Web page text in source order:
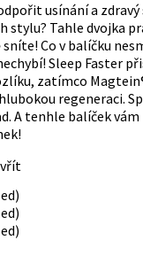
usínání a zdravý
stylu? Tahle dvojka
Co v balíčku
Sleep Faster
zatímco
regeneraci.
A tenhle balíček